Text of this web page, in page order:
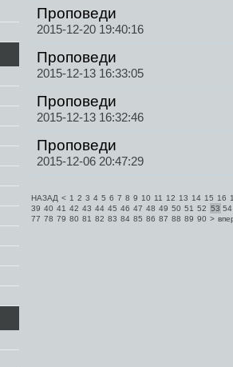
Проповеди
2015-12-20 19:40:16
Проповеди
2015-12-13 16:33:05
Проповеди
2015-12-13 16:32:46
Проповеди
2015-12-06 20:47:29
НАЗАД < 1 2 3 4 5 6 7 8 9 10 11 12 13 14 15 16
39 40 41 42 43 44 45 46 47 48 49 50 51 52 53 54
77 78 79 80 81 82 83 84 85 86 87 88 89 90 >